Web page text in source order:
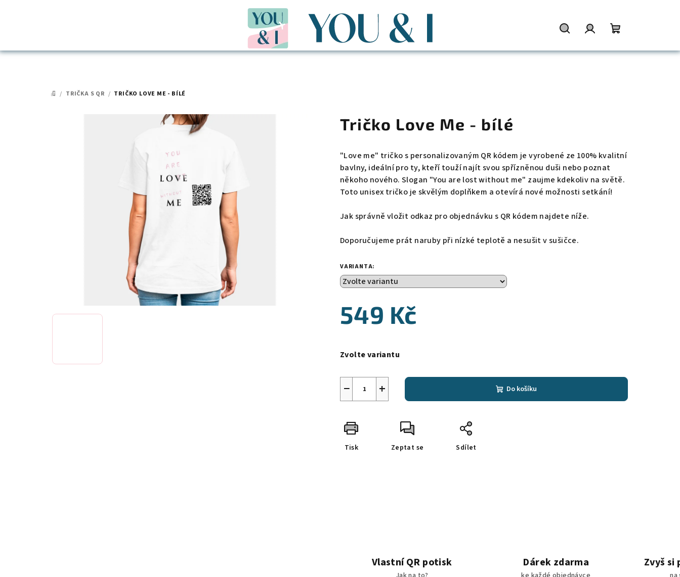
DOMŮ
/ TRIČKA S QR / TRIČKO LOVE ME - BÍLÉ
Tričko Love Me - bílé
"Love me" tričko s personalizovaným QR kódem je vyrobené ze 100% kvalitní
bavlny, ideální pro ty, kteří touží najít svou spřízněnou duši nebo poznat
někoho nového. Slogan "You are lost without me" zaujme kdekoliv na světě.
Toto unisex tričko je skvělým doplňkem a otevírá nové možnosti setkání!
Jak správně vložit odkaz pro objednávku s QR kódem najdete níže.
Doporučujeme prát naruby při nízké teplotě a nesušit v sušičce.
VARIANTA:
549 Kč
cena:
Zvolte variantu
+
− Do košíku
Tisk Zeptat se Sdílet
Vlastní QR potisk Dárek zdarma Zvyš